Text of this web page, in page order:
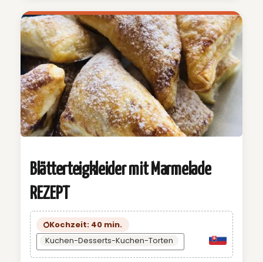
Blätterteigkleider mit Marmelade
REZEPT
Kochzeit: 40 min.
Kuchen-Desserts-Kuchen-Torten